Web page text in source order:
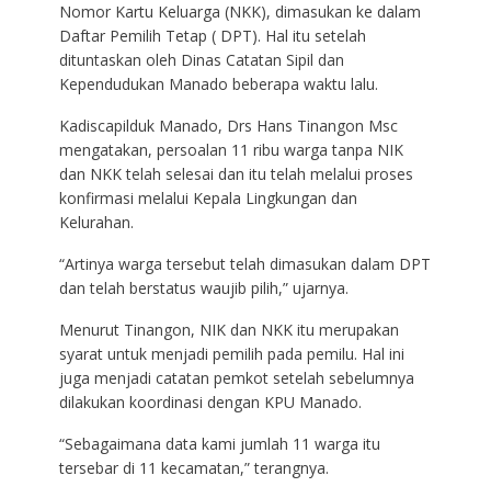
Nomor Kartu Keluarga (NKK), dimasukan ke dalam
Daftar Pemilih Tetap ( DPT). Hal itu setelah
dituntaskan oleh Dinas Catatan Sipil dan
Kependudukan Manado beberapa waktu lalu.
Kadiscapilduk Manado, Drs Hans Tinangon Msc
mengatakan, persoalan 11 ribu warga tanpa NIK
dan NKK telah selesai dan itu telah melalui proses
konfirmasi melalui Kepala Lingkungan dan
Kelurahan.
“Artinya warga tersebut telah dimasukan dalam DPT
dan telah berstatus waujib pilih,” ujarnya.
Menurut Tinangon, NIK dan NKK itu merupakan
syarat untuk menjadi pemilih pada pemilu. Hal ini
juga menjadi catatan pemkot setelah sebelumnya
dilakukan koordinasi dengan KPU Manado.
“Sebagaimana data kami jumlah 11 warga itu
tersebar di 11 kecamatan,” terangnya.